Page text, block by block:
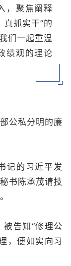
，聚焦阐释
真抓实干”的
们一起重温
绩观的理论
公私分明的廉
记的习近平发
书陈承茂请技
告知“修理公
，便如实向习